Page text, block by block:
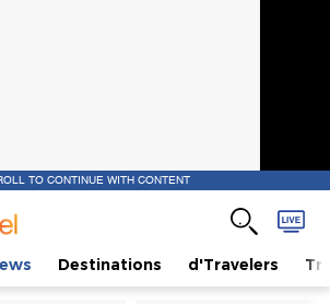
TO CONTINUE WITH CONTENT
Destinations d'Travelers